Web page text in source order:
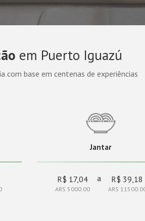
em Puerto Iguazú
com base em centenas de experiências
Jantar
R$ 17,04
ARS 5000.00
a R$ 39,18
ARS